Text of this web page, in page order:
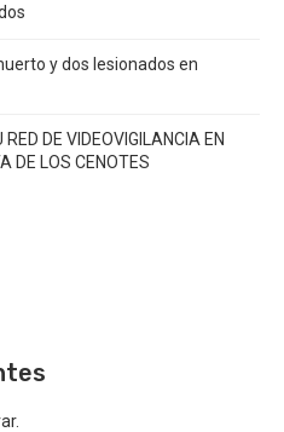
y dos lesionados en
DE VIDEOVIGILANCIA EN
DE LOS CENOTES